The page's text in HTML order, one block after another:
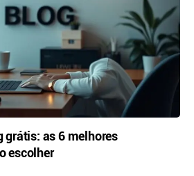
grátis: as 6 melhores
escolher